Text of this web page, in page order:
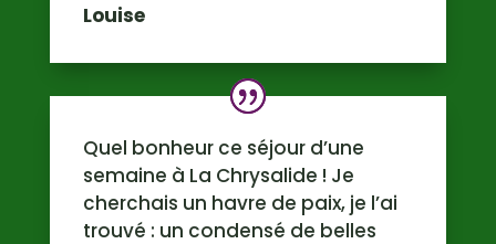
Louise
Quel bonheur ce séjour d’une
semaine à La Chrysalide ! Je
cherchais un havre de paix, je l’ai
trouvé : un condensé de belles